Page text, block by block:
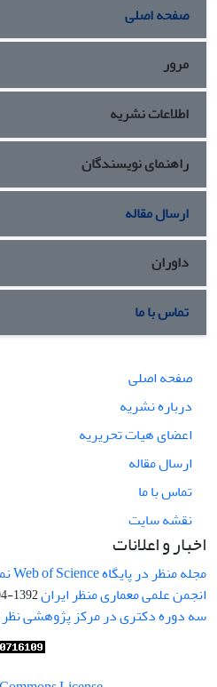
صفحه اصلی
مرور
اطلاعات نشریه
راهنمای نویسندگان
ارسال مقاله
داوران
تماس با ما
صفحه اصلی
درباره نشریه
اعضای هیات تحریریه
ارسال مقاله
تماس با ما
نقشه سایت
اخبار و اعلانات
مجله منظر در پایگاه Web of Science نمایه شد.
انجمن علمی معماری منظر ایران1392-04-04
سه دوره دکتری در مرکز پژوهشی نظر